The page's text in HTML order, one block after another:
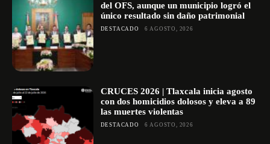
del OFS, aunque un municipio logró el
único resultado sin daño patrimonial
DESTACADO 6 AGOSTO, 2026
CRUCES 2026 | Tlaxcala inicia agosto
con dos homicidios dolosos y eleva a 89
las muertes violentas
DESTACADO 6 AGOSTO, 2026